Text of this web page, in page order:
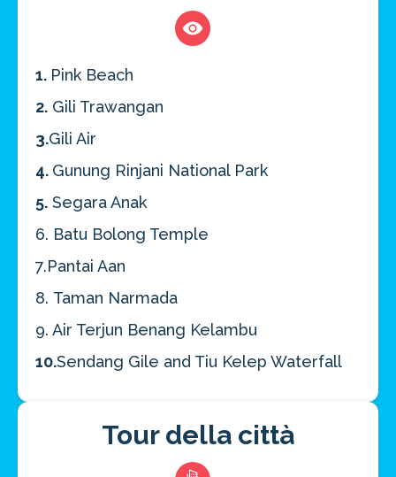
1. Pink Beach
2. Gili Trawangan
3.Gili Air
4. Gunung Rinjani National Park
5. Segara Anak
6. Batu Bolong Temple
7.Pantai Aan
8. Taman Narmada
9. Air Terjun Benang Kelambu
10.Sendang Gile and Tiu Kelep Waterfall
Tour della città
Risparmia oltre il 21%!
4 promozioni, 2 omaggi e 1 Novità!
ATTIVA OFFERTA